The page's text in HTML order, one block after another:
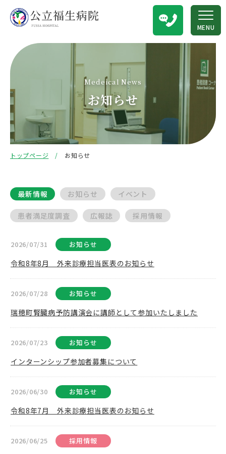
MENU
Medeical News
お知らせ
トップページ お知らせ
最新情報 お知らせ イベント
患者満足度調査 広報誌 採用情報
2026/07/31 お知らせ
令和8年8月 外来診療担当医表のお知らせ
2026/07/28 お知らせ
瑞穂町腎臓病予防講演会に講師として参加いたしました
2026/07/23 お知らせ
インターンシップ参加者募集について
2026/06/30 お知らせ
令和8年7月 外来診療担当医表のお知らせ
2026/06/25 採用情報